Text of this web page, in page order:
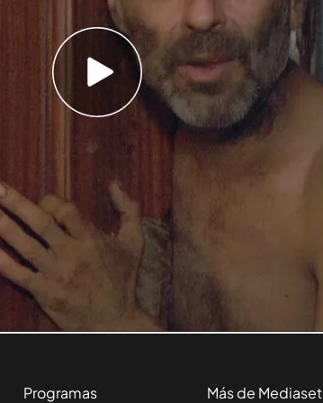
y a gusto en ellas, pero
resultar tan sencillo se ha
heces en el ascensor ,
amargan la vida a quienes les
puede hacer para evitarlo.
completos
Programas Más de Mediaset